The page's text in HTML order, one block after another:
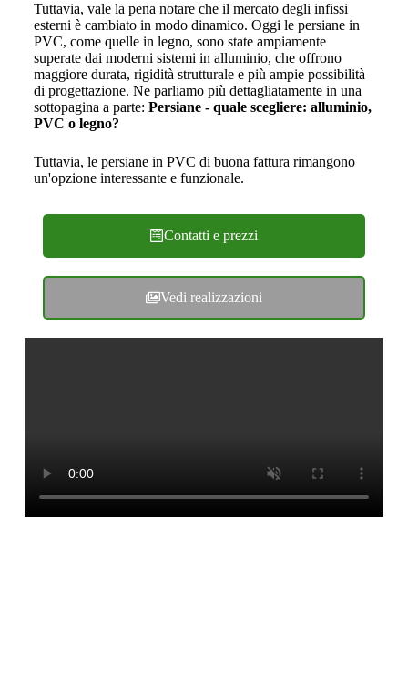
Tuttavia, vale la pena notare che il mercato degli infissi
esterni è cambiato in modo dinamico. Oggi le persiane in
PVC, come quelle in legno, sono state ampiamente
superate dai moderni sistemi in alluminio, che offrono
maggiore durata, rigidità strutturale e più ampie possibilità
di progettazione. Ne parliamo più dettagliatamente in una
sottopagina a parte: Persiane - quale scegliere: alluminio,
PVC o legno?
Tuttavia, le persiane in PVC di buona fattura rimangono
un'opzione interessante e funzionale.
Contatti e prezzi
Vedi realizzazioni